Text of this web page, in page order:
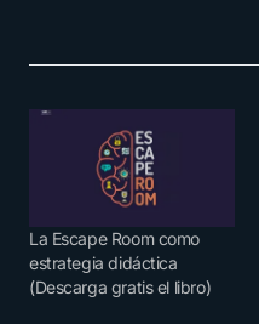
La Escape Room como
estrategia didáctica
(Descarga gratis el libro)